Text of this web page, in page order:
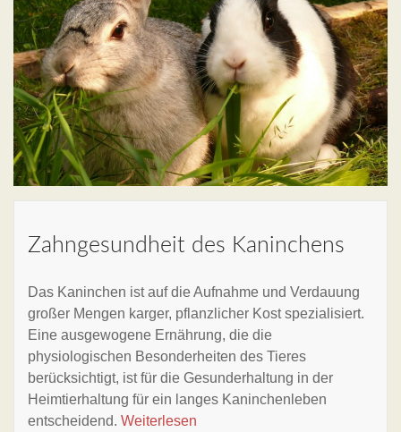
Zahngesundheit des Kaninchens
Das Kaninchen ist auf die Aufnahme und Verdauung
großer Mengen karger, pflanzlicher Kost spezialisiert.
Eine ausgewogene Ernährung, die die
physiologischen Besonderheiten des Tieres
berücksichtigt, ist für die Gesunderhaltung in der
Heimtierhaltung für ein langes Kaninchenleben
entscheidend. Weiterlesen